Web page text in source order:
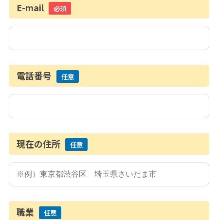
E-mail 必須
電話番号 任意
現在の住所 任意
職業 任意